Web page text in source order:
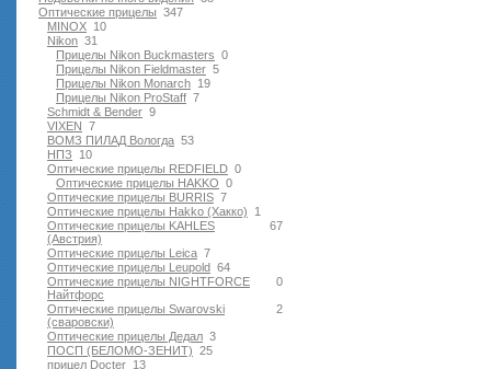
347
Оптические прицелы
10
MINOX
31
Nikon
0
Прицелы Nikon Buckmasters
5
Прицелы Nikon Fieldmaster
19
Прицелы Nikon Monarch
7
Прицелы Nikon ProStaff
9
Schmidt & Bender
7
VIXEN
53
ВОМЗ ПИЛАД Вологда
10
НПЗ
0
Оптические прицелы REDFIELD
0
Оптические прицелы HAKKO
7
Оптические прицелы BURRIS
1
Оптические прицелы Hakko (Хакко)
67
Оптические прицелы KAHLES
(Австрия)
7
Оптические прицелы Leica
64
Оптические прицелы Leupold
0
Оптические прицелы NIGHTFORCE
Найтфорс
2
Оптические прицелы Swarovski
(сваровски)
3
Оптические прицелы Дедал
25
ПОСП (БЕЛОМО-ЗЕНИТ)
13
прицел Docter